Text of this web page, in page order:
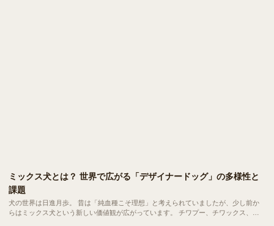
ミックス犬とは？ 世界で広がる「デザイナードッグ」の多様性と
課題
犬の世界は日進月歩。 昔は「純血種こそ理想」と考えられていましたが、少し前か
らはミックス犬という新しい価値観が広がっています。 チワプー、チワックス、マ